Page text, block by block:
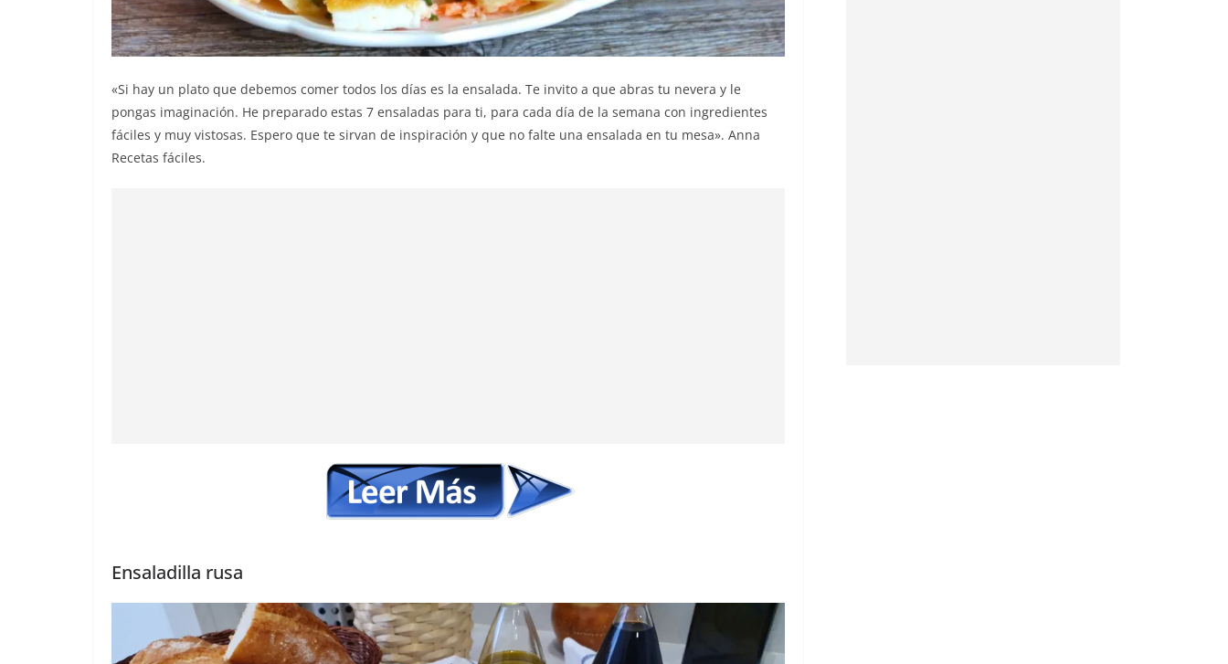
«Si hay un plato que debemos comer todos los días es la ensalada. Te invito a que abras tu nevera y le
pongas imaginación. He preparado estas 7 ensaladas para ti, para cada día de la semana con ingredientes
fáciles y muy vistosas. Espero que te sirvan de inspiración y que no falte una ensalada en tu mesa». Anna
Recetas fáciles.
Ensaladilla rusa